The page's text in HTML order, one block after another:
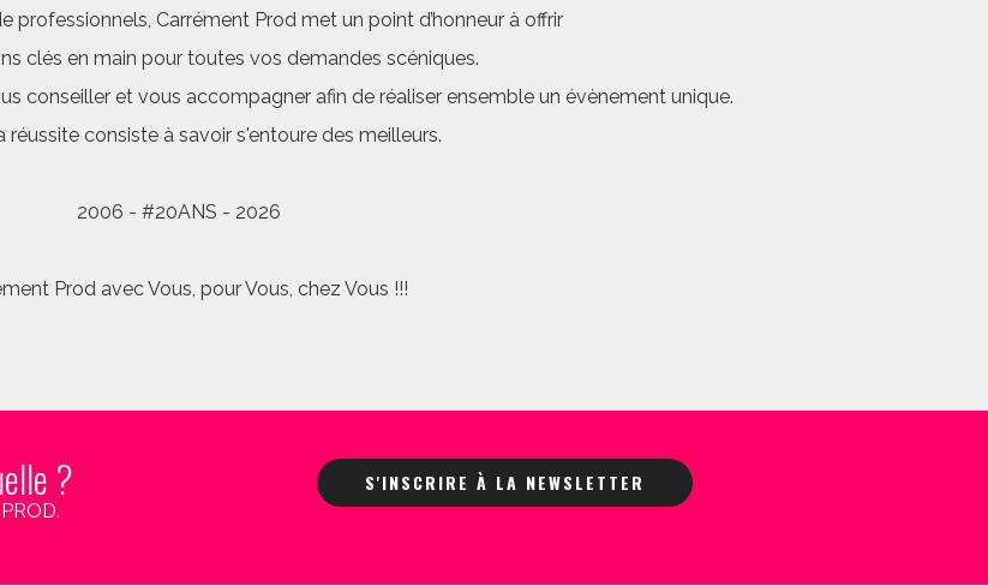
professionnels, Carrément Prod met un point d’honneur à offrir
clés en main pour toutes vos demandes scéniques.
conseiller et vous accompagner afin de réaliser ensemble un évènement unique.
réussite consiste à savoir s'entoure des meilleurs.
2006 - #20ANS - 2026
Prod avec Vous, pour Vous, chez Vous !!!
? S'INSCRIRE À LA NEWSLETTER